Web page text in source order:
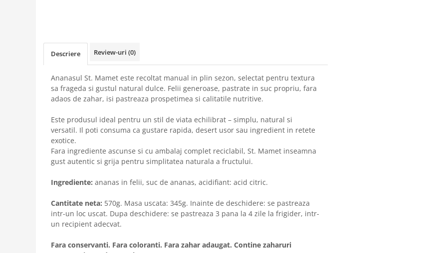
Descriere Review-uri (0)
Ananasul St. Mamet este recoltat manual in plin sezon, selectat pentru textura
sa frageda si gustul natural dulce. Felii generoase, pastrate in suc propriu, fara
adaos de zahar, isi pastreaza prospetimea si calitatile nutritive.
Este produsul ideal pentru un stil de viata echilibrat – simplu, natural si
versatil. Il poti consuma ca gustare rapida, desert usor sau ingredient in retete
exotice.
Fara ingrediente ascunse si cu ambalaj complet reciclabil, St. Mamet inseamna
gust autentic si grija pentru simplitatea naturala a fructului.
Ingrediente: ananas in felii, suc de ananas, acidifiant: acid citric.
Cantitate neta: 570g. Masa uscata: 345g. Inainte de deschidere: se pastreaza
intr-un loc uscat. Dupa deschidere: se pastreaza 3 pana la 4 zile la frigider, intr-
un recipient adecvat.
Fara conservanti. Fara coloranti. Fara zahar adaugat. Contine zaharuri